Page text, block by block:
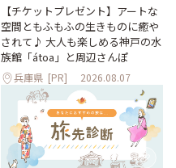
【チケットプレゼント】アートな
空間ともふもふの生きものに癒や
されて♪ 大人も楽しめる神戸の水
族館「átoa」と周辺さんぽ
兵庫県 [PR] 2026.08.07